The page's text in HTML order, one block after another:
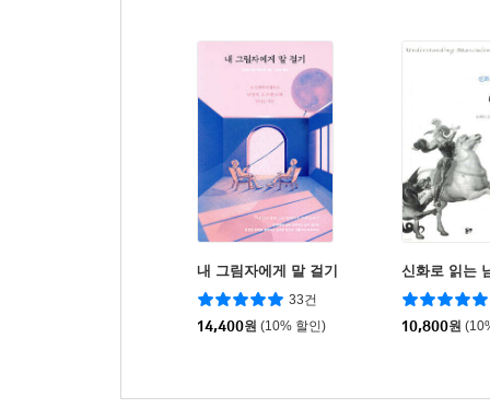
내 그림자에게 말 걸기
33건
14,400원 (10% 할인)
신화로 읽는
10,800원